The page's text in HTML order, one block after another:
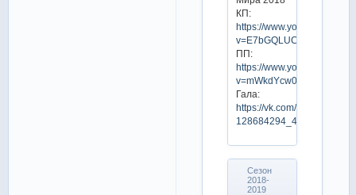
КП:
https://www.youtube.com/
v=E7bGQLUCuh8
ПП:
https://www.youtube.com/
v=mWkdYcw0MBo
Гала:
https://vk.com/video-
128684294_456239601
Сезон
2018-
2019